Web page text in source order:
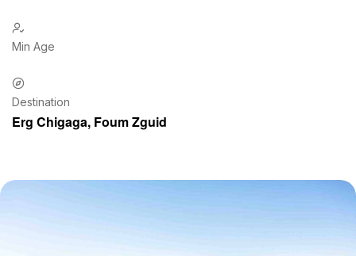
Min Age
Destination
Erg Chigaga, Foum Zguid